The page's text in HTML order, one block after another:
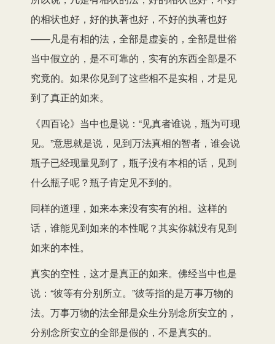
的相状也好，好的执著也好，不好的执著也好
——凡是有相的法，全部是虚妄的，全部是世俗
当中假立的，是不可靠的，实有的东西全部是不
究竟的。如果你见到了这些相不是实相，才是见
到了真正的如来。
《四百论》当中也是说：“见真者谁说，瓶为可现
见。”意思就是说，见到万法真相的智者，谁会说
瓶子已经现量见到了，瓶子没有本相的话，见到
什么瓶子呢？瓶子肯定见不到的。
同样的道理，如来本来没有实有的相。这样的
话，谁能见到如来的本性呢？其实你就没有见到
如来的本性。
真实的空性，这才是真正的如来。佛经当中也是
说：“彼等有分别所立。”彼等指的是万事万物的
法。万事万物的法全部是众生分别念所安立的，
分别念所安立的全部是假的，不是真实的。